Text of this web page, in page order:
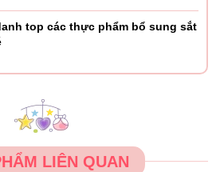
top các thực phẩm bổ sung sắt
LIÊN QUAN